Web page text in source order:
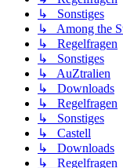
↳ Sonstiges
↳ Among the
↳ Regelfragen
↳ Sonstiges
↳ AuZtralien
↳ Downloads
↳ Regelfragen
↳ Sonstiges
↳ Castell
↳ Downloads
↳ Regelfragen